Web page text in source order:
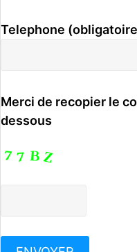
Telephone
Merci de recopier le
dessous